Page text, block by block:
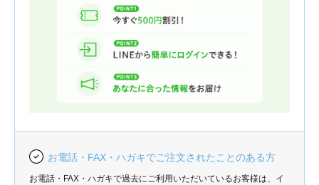
お電話・FAX・ハガキでご注文されたことのある方
お電話・FAX・ハガキで過去にご利用いただいているお客様は、イ